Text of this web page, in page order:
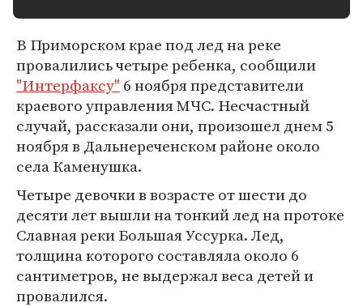
В Приморском крае под лед на реке
провалились четыре ребенка, сообщили
"Интерфаксу" 6 ноября представители
краевого управления МЧС. Несчастный
случай, рассказали они, произошел днем 5
ноября в Дальнереченском районе около
села Каменушка.
Четыре девочки в возрасте от шести до
десяти лет вышли на тонкий лед на протоке
Славная реки Большая Уссурка. Лед,
толщина которого составляла около 6
сантиметров, не выдержал веса детей и
провалился.